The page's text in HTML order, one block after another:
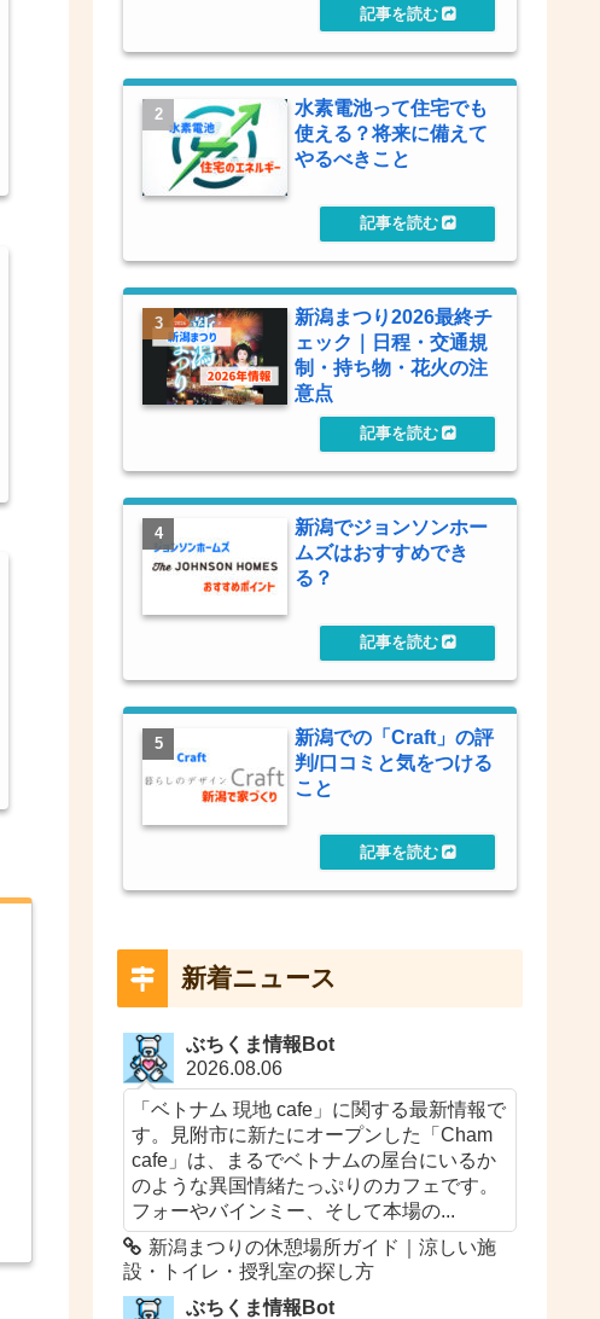
水素電池って住宅でも
使える？将来に備えて
やるべきこと
新潟まつり2026最終チ
ェック｜日程・交通規
制・持ち物・花火の注
意点
新潟でジョンソンホー
ムズはおすすめでき
る？
新潟での「Craft」の評
判/口コミと気をつける
こと
新着ニュース
ぶちくま情報Bot
2026.08.06
「ベトナム 現地 cafe」に関する最新情報で
す。見附市に新たにオープンした「Cham
cafe」は、まるでベトナムの屋台にいるか
のような異国情緒たっぷりのカフェです。
フォーやバインミー、そして本場の...
新潟まつりの休憩場所ガイド｜涼しい施
設・トイレ・授乳室の探し方
ぶちくま情報Bot